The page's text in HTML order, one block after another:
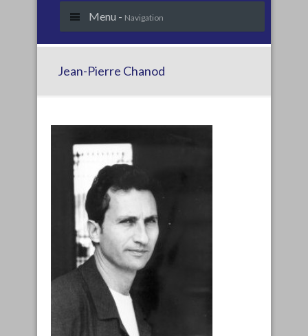
Menu - Navigation
Jean-Pierre Chanod